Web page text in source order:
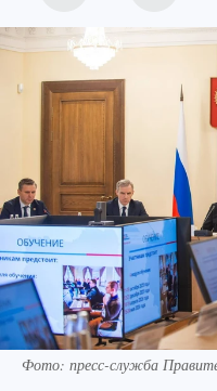
Фото: пресс-служба